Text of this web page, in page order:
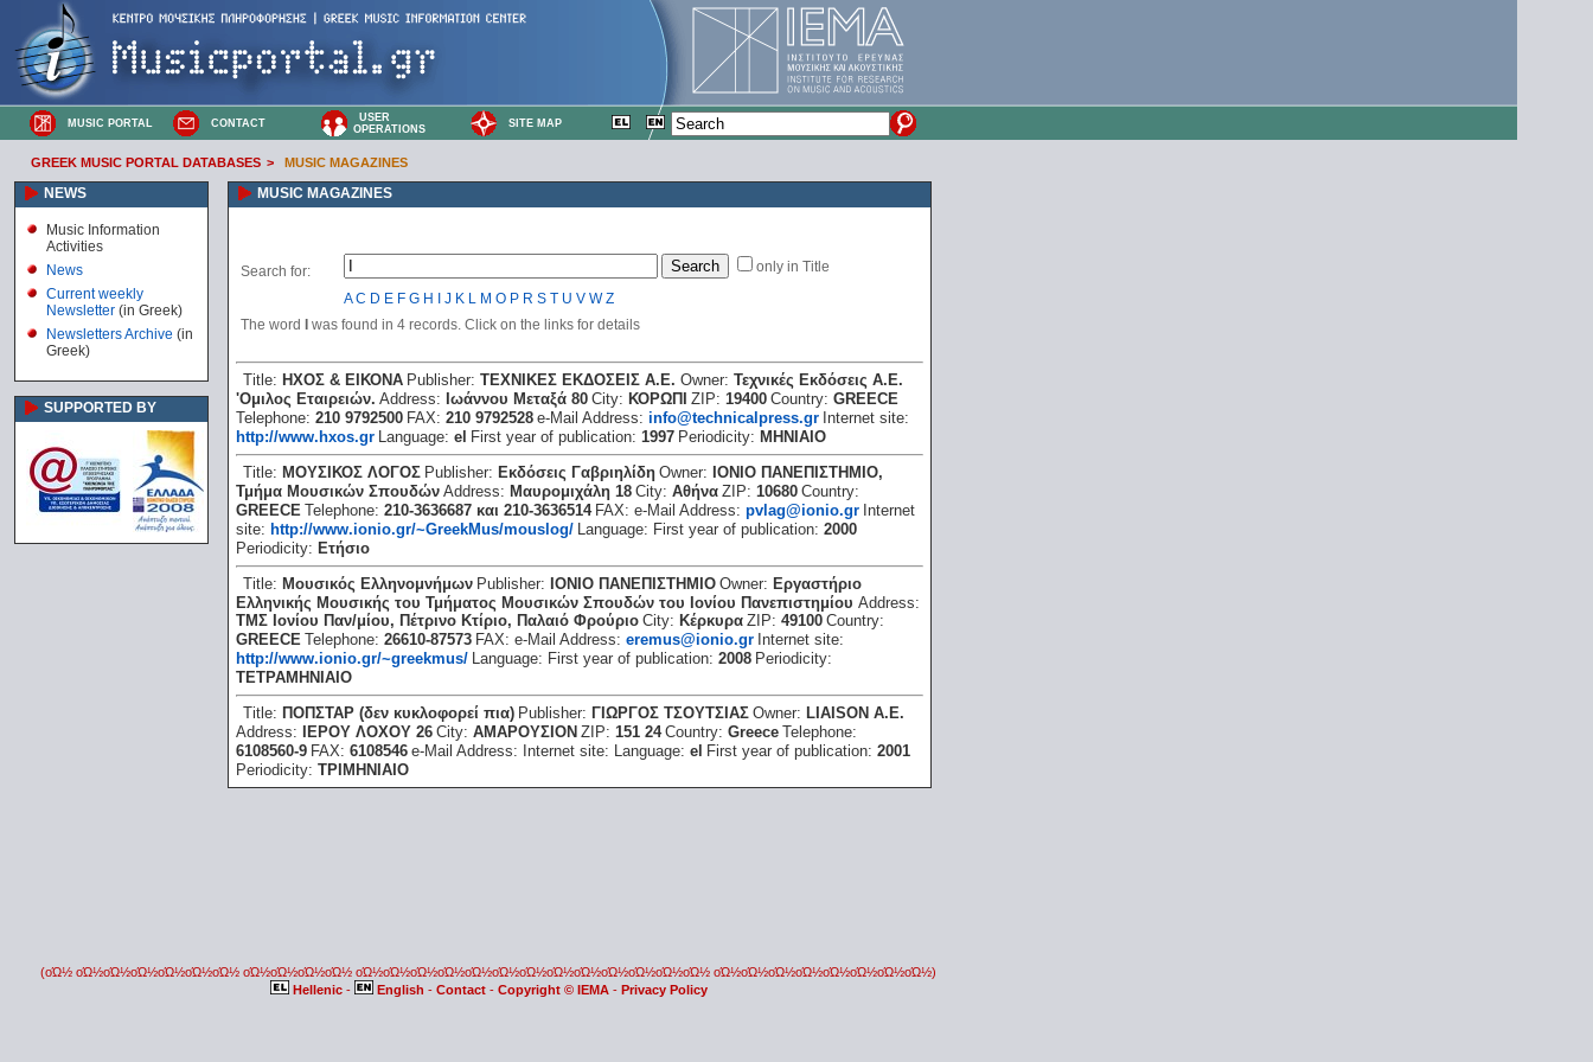
MUSIC PORTAL CONTACT
USER
OPERATIONS
SITE MAP
GREEK MUSIC PORTAL DATABASES > MUSIC MAGAZINES
NEWS
Music Information
Activities
News
Current weekly
Newsletter (in Greek)
Newsletters Archive (in
Greek)
SUPPORTED BY
MUSIC MAGAZINES
Search for:
only in Title
A C D E F G H J K L M O P R S T U V W Z
The word
was found in 4 records. Click on the links for details
Title: ΗΧΟΣ & ΕΙΚΟΝΑ Publisher: ΤΕΧΝΙΚΕΣ ΕΚΔΟΣΕΙΣ Α.Ε. Owner: Τεχνικές Εκδόσεις A.E.
'Ομιλος Εταιρειών. Address: Ιωάννου Μεταξά 80 City: ΚΟΡΩΠΙ ZIP: 19400 Country: GREECE
Telephone: 210 9792500 FAX: 210 9792528 e-Mail Address: info@technicalpress.gr Internet site:
http://www.hxos.gr Language: el First year of publication: 1997 Periodicity: ΜΗΝΙΑΙΟ
Title: ΜΟΥΣΙΚΟΣ ΛΟΓΟΣ Publisher: Εκδόσεις Γαβριηλίδη Owner: ΙΟΝΙΟ ΠΑΝΕΠΙΣΤΗΜΙΟ,
Τμήμα Μουσικών Σπουδών Address: Μαυρομιχάλη 18 City: Αθήνα ZIP: 10680 Country:
GREECE Telephone: 210-3636687 και 210-3636514 FAX: e-Mail Address: pvlag@ionio.gr Internet
site: http://www.ionio.gr/~GreekMus/mouslog/ Language: First year of publication: 2000
Periodicity: Ετήσιο
Title: Μουσικός Ελληνομνήμων Publisher: ΙΟΝΙΟ ΠΑΝΕΠΙΣΤΗΜΙΟ Owner: Εργαστήριο
Ελληνικής Μουσικής του Τμήματος Μουσικών Σπουδών του Ιονίου Πανεπιστημίου Address:
ΤΜΣ Ιονίου Παν/μίου, Πέτρινο Κτίριο, Παλαιό Φρούριο City: Κέρκυρα ZIP: 49100 Country:
GREECE Telephone: 26610-87573 FAX: e-Mail Address: eremus@ionio.gr Internet site:
http://www.ionio.gr/~greekmus/ Language: First year of publication: 2008 Periodicity:
ΤΕΤΡΑΜΗΝΙΑΙΟ
Title: ΠΟΠΣΤΑΡ (δεν κυκλοφορεί πια) Publisher: ΓΙΩΡΓΟΣ ΤΣΟΥΤΣΙΑΣ Owner: LIAISON Α.Ε.
Address:
ΙΕΡΟΥ ΛΟΧΟΥ 26 City: ΑΜΑΡΟΥΣΙΟΝ ZIP: 151 24 Country: Greece Telephone:
6108560-9 FAX: 6108546 e-Mail Address: Internet site: Language: el First year of publication: 2001
Periodicity: ΤΡΙΜΗΝΙΑΙΟ
(οΏ½ οΏ½οΏ½οΏ½οΏ½οΏ½οΏ½ οΏ½οΏ½οΏ½οΏ½ οΏ½οΏ½οΏ½οΏ½οΏ½οΏ½οΏ½οΏ½οΏ½οΏ½οΏ½οΏ½οΏ½ οΏ½οΏ½οΏ½οΏ½οΏ½οΏ½οΏ½οΏ½)
Hellenic - English - Contact - Copyright © IEMA- Privacy Policy